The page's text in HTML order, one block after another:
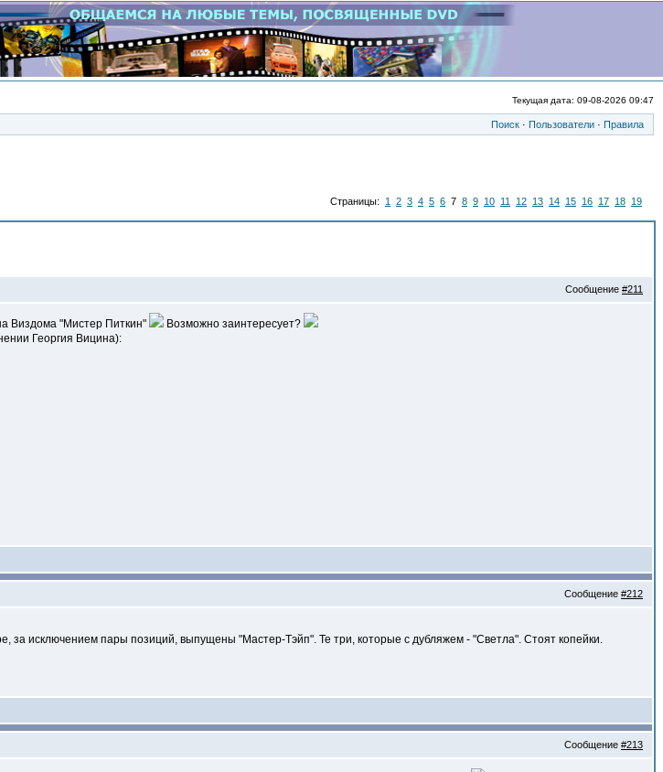
Текущая дата: 09-08-2026 09:47
Поиск · Пользователи · Правила
Страницы: 1 2 3 4 5 6 7 8 9 10 11 12 13 14 15 16 17 18 19
Сообщение #211
Виздома "Мистер Питкин"
Возможно заинтересует?
Георгия Вицина):
Сообщение #212
за исключением пары позиций, выпущены "Мастер-Тэйп". Те три, которые с дубляжем - "Светла". Стоят копейки.
Сообщение #213